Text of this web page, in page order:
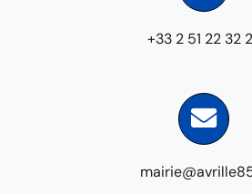
+33 2 51 22 32